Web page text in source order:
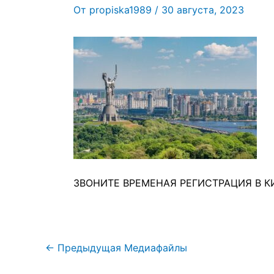
От propiska1989 / 30 августа, 2023
ЗВОНИТЕ ВРЕМЕНАЯ РЕГИСТРАЦИЯ В
← Предыдущая Медиафайлы